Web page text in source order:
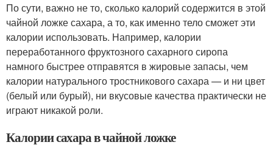
По сути, важно не то, сколько калорий содержится в этой
чайной ложке сахара, а то, как именно тело сможет эти
калории использовать. Например, калории
переработанного фруктозного сахарного сиропа
намного быстрее отправятся в жировые запасы, чем
калории натурального тростникового сахара — и ни цвет
(белый или бурый), ни вкусовые качества практически не
играют никакой роли.
Калории сахара в чайной ложке